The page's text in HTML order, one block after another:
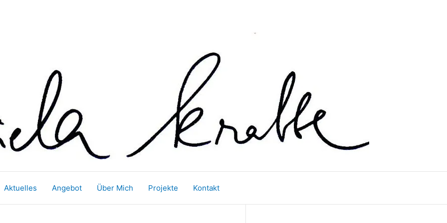
Aktuelles Angebot Über Mich Projekte Kontakt